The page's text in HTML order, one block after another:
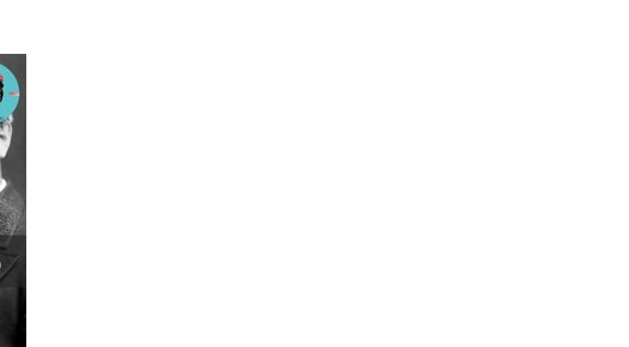
https://vudfordret.10er.appDu kan også tjekke vores webshop:
Tak til Christian Eiming for disclaimer.Tak til Barometer-Bjarke for